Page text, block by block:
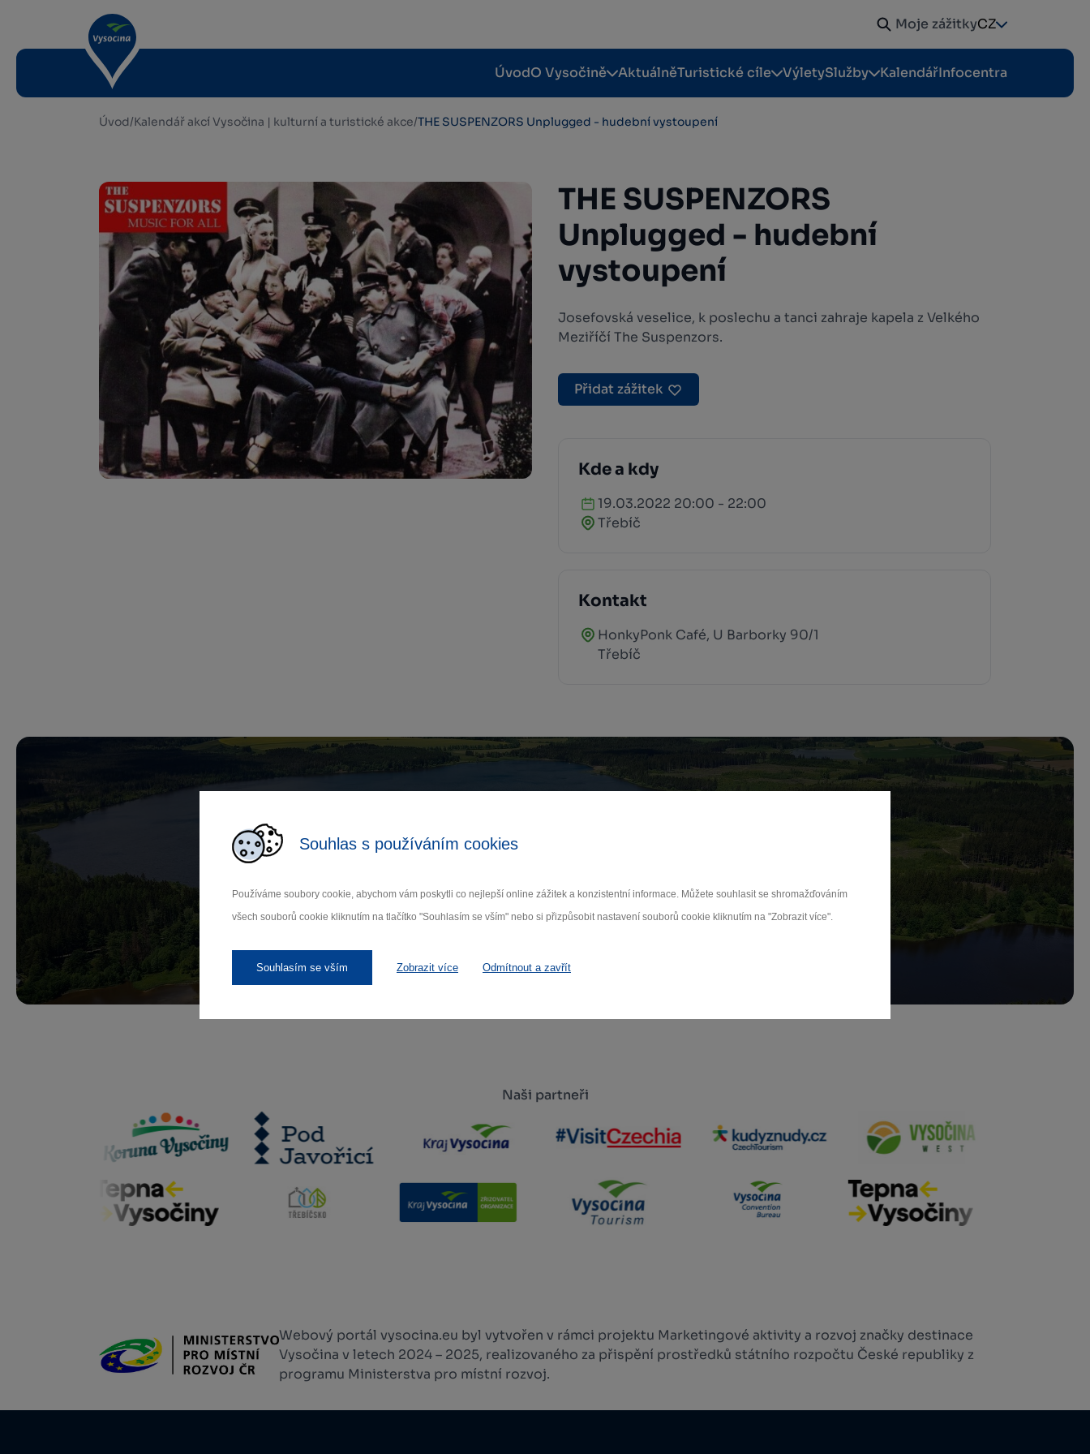
Souhlas s používáním cookies
Používáme soubory cookie, abychom vám poskytli co nejlepší online zážitek a konzistentní informace. Můžete souhlasit se shromažďováním
všech souborů cookie kliknutím na tlačítko "Souhlasím se vším" nebo si přizpůsobit nastavení souborů cookie kliknutím na "Zobrazit více".
Souhlasím se vším Zobrazit více Odmítnout a zavřít
Moje zážitkyCZ
ÚvodO Vysočině AktuálněTuristické cíle VýletySlužby KalendářInfocentra
Úvod/Kalendář akcí Vysočina | kulturní a turistické akce/THE SUSPENZORS Unplugged - hudební vystoupení
THE SUSPENZORS
Unplugged - hudební
vystoupení
Josefovská veselice, k poslechu a tanci zahraje kapela z Velkého
Meziříčí The Suspenzors.
Přidat zážitek
Kde a kdy
19.03.2022 20:00 - 22:00
Třebíč
Kontakt
HonkyPonk Café, U Barborky 90/1
Třebíč
Přihlaste se k odběru našeho newsletteru o novinkách.
Odebírat
Naši partneři
Webový portál vysocina.eu byl vytvořen v rámci projektu Marketingové aktivity a rozvoj značky destinace
Vysočina v letech 2024 – 2025, realizovaného za přispění prostředků státního rozpočtu České republiky z
programu Ministerstva pro místní rozvoj.